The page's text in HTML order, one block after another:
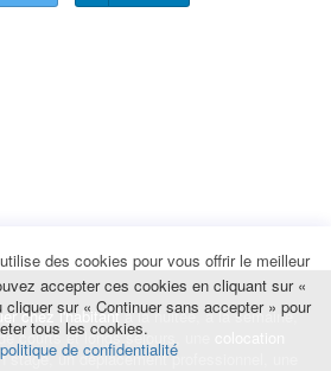
chez l'habitantà la nuitée, à la semaine,
courts et longs séjours, une
stage, un déplacement professionnel, une
des cookies pour vous offrir le meilleur
accepter ces cookies en cliquant sur «
sur « Continuer sans accepter » pour
tous les cookies.
politique de confidentialité